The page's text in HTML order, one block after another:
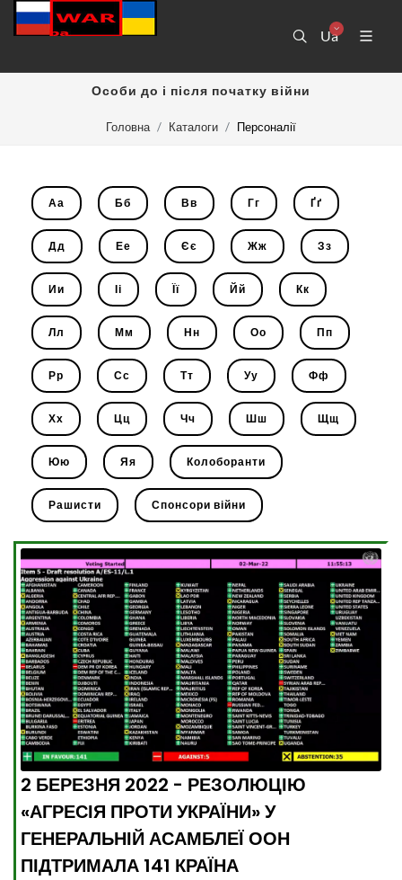
Ua
Особи до і після початку війни
Головна Каталоги Персоналії
Аа Бб Вв Гг Ґґ
Дд Ее Єє Жж Зз
Ии Іі Її Йй Кк
Лл Мм Нн Оо Пп
Рр Сс Тт Уу Фф
Хх Цц Чч Шш Щщ
Юю Яя Колоборанти
Рашисти Спонсори війни
2 БЕРЕЗНЯ 2022 - РЕЗОЛЮЦІЮ
«АГРЕСІЯ ПРОТИ УКРАЇНИ» У
ГЕНЕРАЛЬНІЙ АСАМБЛЕЇ ООН
ПІДТРИМАЛА 141 КРАЇНА